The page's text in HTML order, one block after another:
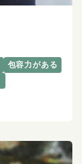
包容力がある